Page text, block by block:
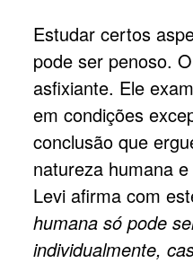
Estudar certos
pode ser penoso.
asfixiante. Ele
em condições
conclusão que
natureza humana
Levi afirma com
humana só pode
individualmente,